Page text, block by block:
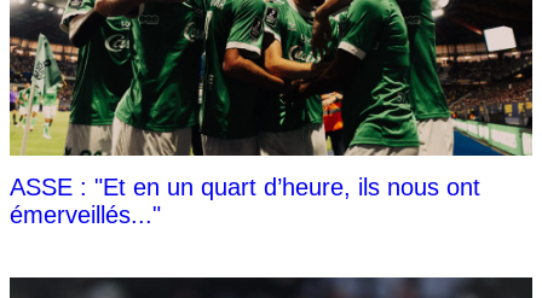
ASSE : "Et en un quart d’heure, ils nous ont
émerveillés..."